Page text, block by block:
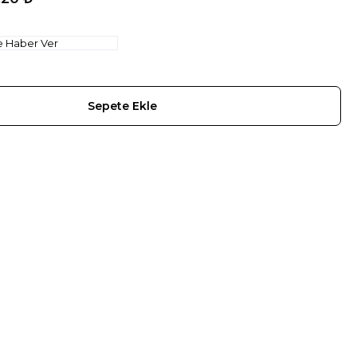
Haber Ver